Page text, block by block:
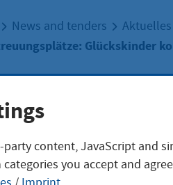
News and tenders
Glückskinder
party content, JavaScript and
categories you accept and